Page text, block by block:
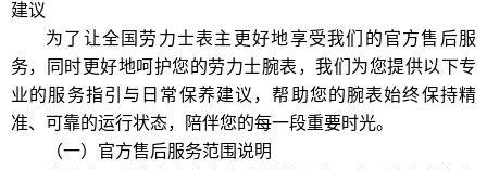
建议
为了让全国劳力士表主更好地享受我们的官方售后服
务，同时更好地呵护您的劳力士腕表，我们为您提供以下专
业的服务指引与日常保养建议，帮助您的腕表始终保持精
准、可靠的运行状态，陪伴您的每一段重要时光。
（一）官方售后服务范围说明